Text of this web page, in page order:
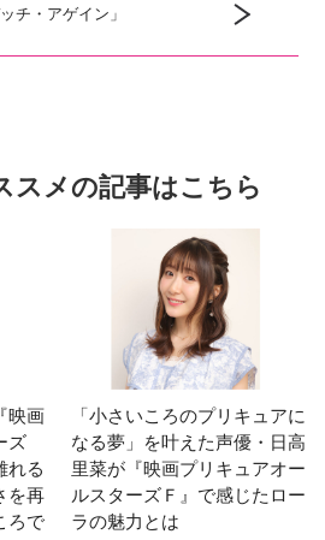
チ・アゲイン」
スメの記事はこちら
映画
ズ
れる
を再
ろで
「小さいころのプリキュアに
なる夢」を叶えた声優・日高
里菜が『映画プリキュアオー
ルスターズＦ』で感じたロー
ラの魅力とは